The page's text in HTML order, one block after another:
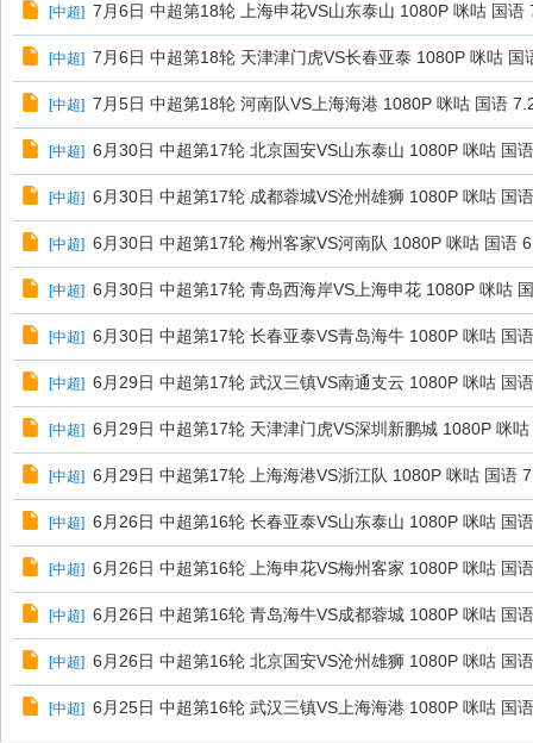
[中超] 7月6日 中超第18轮 上海申花VS山东泰山 1080P 咪咕 国语
[中超] 7月6日 中超第18轮 天津津门虎VS长春亚泰 1080P 咪咕 国
[中超] 7月5日 中超第18轮 河南队VS上海海港 1080P 咪咕 国语
[中超] 6月30日 中超第17轮 北京国安VS山东泰山 1080P 咪咕 国
[中超] 6月30日 中超第17轮 成都蓉城VS沧州雄狮 1080P 咪咕 国
[中超] 6月30日 中超第17轮 梅州客家VS河南队 1080P 咪咕 国语
[中超] 6月30日 中超第17轮 青岛西海岸VS上海申花 1080P 咪咕
[中超] 6月30日 中超第17轮 长春亚泰VS青岛海牛 1080P 咪咕 国
[中超] 6月29日 中超第17轮 武汉三镇VS南通支云 1080P 咪咕 国
[中超] 6月29日 中超第17轮 天津津门虎VS深圳新鹏城 1080P 咪
[中超] 6月29日 中超第17轮 上海海港VS浙江队 1080P 咪咕 国语
[中超] 6月26日 中超第16轮 长春亚泰VS山东泰山 1080P 咪咕 国
[中超] 6月26日 中超第16轮 上海申花VS梅州客家 1080P 咪咕 国
[中超] 6月26日 中超第16轮 青岛海牛VS成都蓉城 1080P 咪咕 国
[中超] 6月26日 中超第16轮 北京国安VS沧州雄狮 1080P 咪咕 国
[中超] 6月25日 中超第16轮 武汉三镇VS上海海港 1080P 咪咕 国